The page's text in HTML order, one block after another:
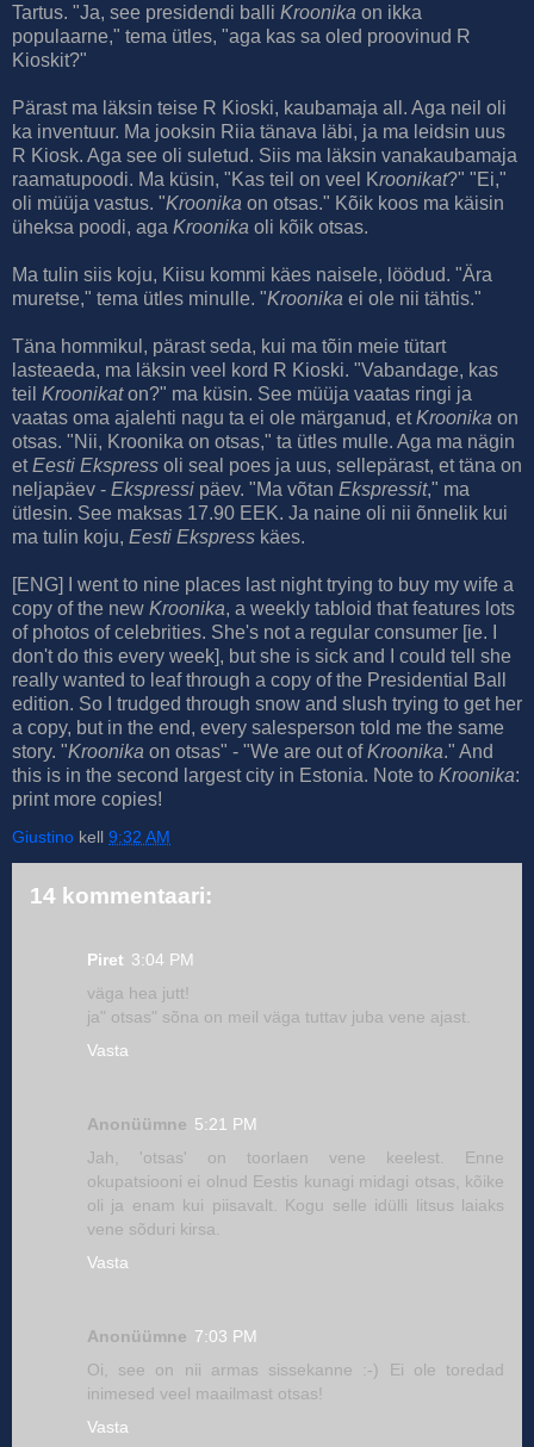
Tartus. "Ja, see presidendi balli Kroonika on ikka
populaarne," tema ütles, "aga kas sa oled proovinud R
Kioskit?"
Pärast ma läksin teise R Kioski, kaubamaja all. Aga neil oli
ka inventuur. Ma jooksin Riia tänava läbi, ja ma leidsin uus
R Kiosk. Aga see oli suletud. Siis ma läksin vanakaubamaja
raamatupoodi. Ma küsin, "Kas teil on veel Kroonikat?" "Ei,"
oli müüja vastus. "Kroonika on otsas." Kõik koos ma käisin
üheksa poodi, aga Kroonika oli kõik otsas.
Ma tulin siis koju, Kiisu kommi käes naisele, löödud. "Ära
muretse," tema ütles minulle. "Kroonika ei ole nii tähtis."
Täna hommikul, pärast seda, kui ma tõin meie tütart
lasteaeda, ma läksin veel kord R Kioski. "Vabandage, kas
teil Kroonikaton?" ma küsin. See müüja vaatas ringi ja
vaatas oma ajalehti nagu ta ei ole märganud, etKroonika on
otsas. "Nii, Kroonika on otsas," ta ütles mulle. Aga ma nägin
etEesti Ekspress oli seal poes ja uus, sellepärast, et täna on
neljapäev - Ekspressi päev. "Ma võtan Ekspressit," ma
ütlesin. See maksas 17.90 EEK. Ja naine oli nii õnnelik kui
ma tulin koju, Eesti Ekspress käes.
[ENG] I went to nine places last night trying to buy my wife a
copy of the new Kroonika, a weekly tabloid that features lots
of photos of celebrities. She's not a regular consumer [ie. I
don't do this every week], but she is sick and I could tell she
really wanted to leaf through a copy of the Presidential Ball
edition. So I trudged through snow and slush trying to get her
a copy, but in the end, every salesperson told me the same
story. "Kroonika on otsas" - "We are out ofKroonika." And
this is in the second largest city in Estonia. Note to Kroonika:
print more copies!
Giustino kell 9:32 AM
14 kommentaari:
Piret 3:04 PM
väga hea jutt!
ja" otsas" sõna on meil väga tuttav juba vene ajast.
Vasta
Anonüümne 5:21 PM
Jah, 'otsas' on toorlaen vene keelest. Enne
okupatsiooni ei olnud Eestis kunagi midagi otsas, kõike
oli ja enam kui piisavalt. Kogu selle idülli litsus laiaks
vene sõduri kirsa.
Vasta
Anonüümne 7:03 PM
Oi, see on nii armas sissekanne :-) Ei ole toredad
inimesed veel maailmast otsas!
Vasta